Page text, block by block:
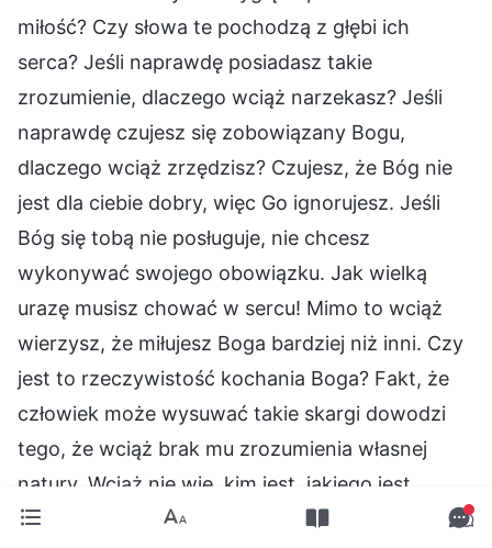
miłość? Czy słowa te pochodzą z głębi ich
serca? Jeśli naprawdę posiadasz takie
zrozumienie, dlaczego wciąż narzekasz? Jeśli
naprawdę czujesz się zobowiązany Bogu,
dlaczego wciąż zrzędzisz? Czujesz, że Bóg nie
jest dla ciebie dobry, więc Go ignorujesz. Jeśli
Bóg się tobą nie posługuje, nie chcesz
wykonywać swojego obowiązku. Jak wielką
urazę musisz chować w sercu! Mimo to wciąż
wierzysz, że miłujesz Boga bardziej niż inni. Czy
jest to rzeczywistość kochania Boga? Fakt, że
człowiek może wysuwać takie skargi dowodzi
tego, że wciąż brak mu zrozumienia własnej
natury. Wciąż nie wie, kim jest, jakiego jest
pokroju i jaka jest jego prawdziwa wartość. Tak